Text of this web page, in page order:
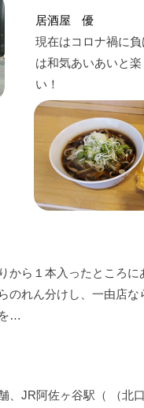
居酒屋 優
現在はコロナ禍に
は和気あいあいと
い！
から１本入ったところに
のれん分けし、一由店な
…
、JR阿佐ヶ谷駅（ （北